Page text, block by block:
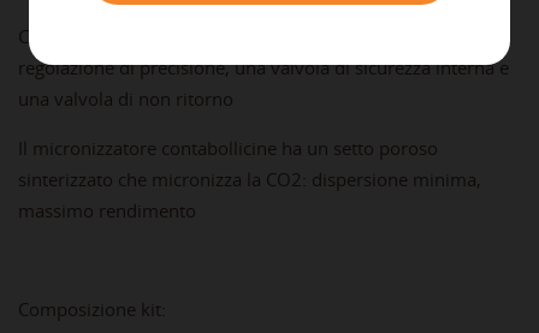
Con riduttore di pressione autoregolante: ha una
regolazione di precisione, una valvola di sicurezza interna e
una valvola di non ritorno
Il micronizzatore contabollicine ha un setto poroso
sinterizzato che micronizza la CO2: dispersione minima,
massimo rendimento
Composizione kit: